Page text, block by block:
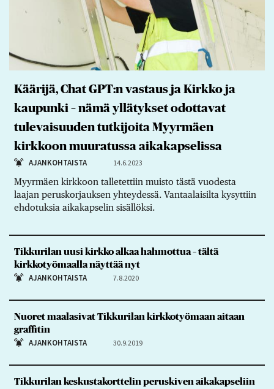
Käärijä, Chat GPT:n vastaus ja Kirkko ja
kaupunki – nämä yllätykset odottavat
tulevaisuuden tutkijoita Myyrmäen
kirkkoon muuratussa aikakapselissa
AJANKOHTAISTA 14.6.2023
Myyrmäen kirkkoon talletettiin muisto tästä vuodesta
laajan peruskorjauksen yhteydessä. Vantaalaisilta kysyttiin
ehdotuksia aikakapselin sisällöksi.
Tikkurilan uusi kirkko alkaa hahmottua – tältä
kirkkotyömaalla näyttää nyt
AJANKOHTAISTA 7.8.2020
Nuoret maalasivat Tikkurilan kirkkotyömaan aitaan
graffitin
AJANKOHTAISTA 30.9.2019
Tikkurilan keskustakorttelin peruskiven aikakapseliin